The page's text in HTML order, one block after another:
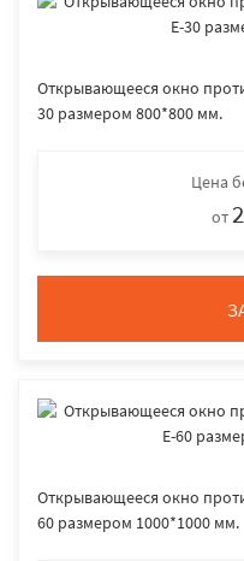
Открывающееся окно
30 размером 800*800 мм.
Цена
от
Открывающееся окно
60 размером 1000*1000 мм.